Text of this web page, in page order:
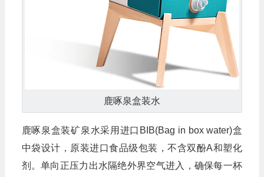
鹿啄泉盒装水
鹿啄泉盒装矿泉水采用进口BIB(Bag in box water)盒
中袋设计，原装进口食品级包装，不含双酚A和塑化
剂。单向正压力出水隔绝外界空气进入，确保每一杯